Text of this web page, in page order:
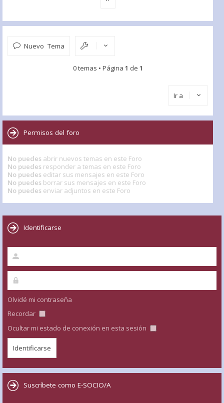
Nuevo Tema
0 temas • Página 1 de 1
Ir a
Permisos del foro
No puedes abrir nuevos temas en este Foro
No puedes responder a temas en este Foro
No puedes editar sus mensajes en este Foro
No puedes borrar sus mensajes en este Foro
No puedes enviar adjuntos en este Foro
Identificarse
Olvidé mi contraseña
Recordar
Ocultar mi estado de conexión en esta sesión
Suscríbete como E-SOCIO/A